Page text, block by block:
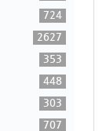
724
2627
353
448
303
707